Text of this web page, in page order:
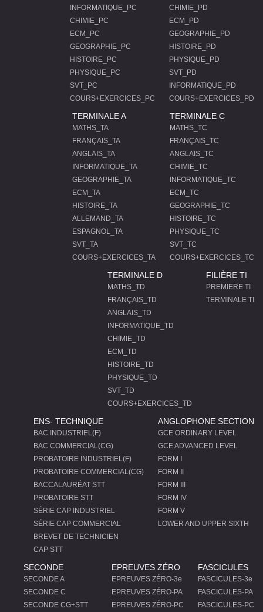
INFORMATIQUE_PC
CHIMIE_PC
ECM_PC
GEOGRAPHIE_PC
HISTOIRE_PC
PHYSIQUE_PC
SVT_PC
COURS+EXERCICES_PC
CHIMIE_PD
ECM_PD
GEOGRAPHIE_PD
HISTOIRE_PD
PHYSIQUE_PD
SVT_PD
INFORMATIQUE_PD
COURS+EXERCICES_PD
TERMINALE A
MATHS_TA
FRANÇAIS_TA
ANGLAIS_TA
INFORMATIQUE_TA
GEOGRAPHIE_TA
ECM_TA
HISTOIRE_TA
ALLEMAND_TA
ESPAGNOL_TA
SVT_TA
COURS+EXERCICES_TA
TERMINALE C
MATHS_TC
FRANÇAIS_TC
ANGLAIS_TC
CHIMIE_TC
INFORMATIQUE_TC
ECM_TC
GEOGRAPHIE_TC
HISTOIRE_TC
PHYSIQUE_TC
SVT_TC
COURS+EXERCICES_TC
TERMINALE D
MATHS_TD
FRANÇAIS_TD
ANGLAIS_TD
INFORMATIQUE_TD
CHIMIE_TD
ECM_TD
HISTOIRE_TD
PHYSIQUE_TD
SVT_TD
COURS+EXERCICES_TD
FILIÈRE TI
PREMIERE TI
TERMINALE TI
ENS- TECHNIQUE
BAC INDUSTRIEL(F)
BAC COMMERCIAL(CG)
PROBATOIRE INDUSTRIEL(F)
PROBATOIRE COMMERCIAL(CG)
BACCALAURÉAT STT
PROBATOIRE STT
SÉRIE CAP INDUSTRIEL
SÉRIE CAP COMMERCIAL
BREVET DE TECHNICIEN
CAP STT
ANGLOPHONE SECTION
GCE ORDINARY LEVEL
GCE ADVANCED LEVEL
FORM I
FORM II
FORM III
FORM IV
FORM V
LOWER AND UPPER SIXTH
SECONDE
SECONDE A
SECONDE C
SECONDE CG+STT
EPREUVES ZÉRO
EPREUVES ZÉRO-3e
EPREUVES ZÉRO-PA
EPREUVES ZÉRO-PC
FASCICULES
FASCICULES-3e
FASCICULES-PA
FASCICULES-PC